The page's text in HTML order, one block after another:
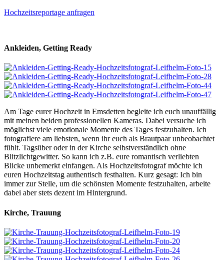
Hochzeitsreportage anfragen
Ankleiden, Getting Ready
Am Tage eurer Hochzeit in Emsdetten begleite ich euch unauffällig
mit meinen beiden professionellen Kameras. Dabei versuche ich
möglichst viele emotionale Momente des Tages festzuhalten. Ich
fotografiere am liebsten, wenn ihr euch als Brautpaar unbeobachtet
fühlt. Tagsüber oder in der Kirche selbstverständlich ohne
Blitzlichtgewitter. So kann ich z.B. eure romantisch verliebten
Blicke unbemerkt einfangen. Als Hochzeitsfotograf möchte ich
euren Hochzeitstag authentisch festhalten. Kurz gesagt: Ich bin
immer zur Stelle, um die schönsten Momente festzuhalten, arbeite
dabei aber stets dezent im Hintergrund.
Kirche, Trauung